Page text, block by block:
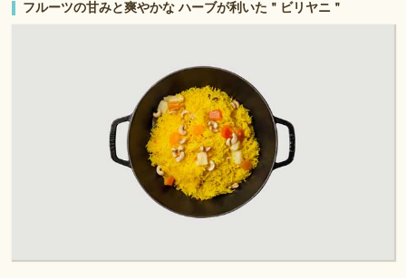
フルーツの甘みと爽やかな ハーブが利いた＂ビリヤニ＂